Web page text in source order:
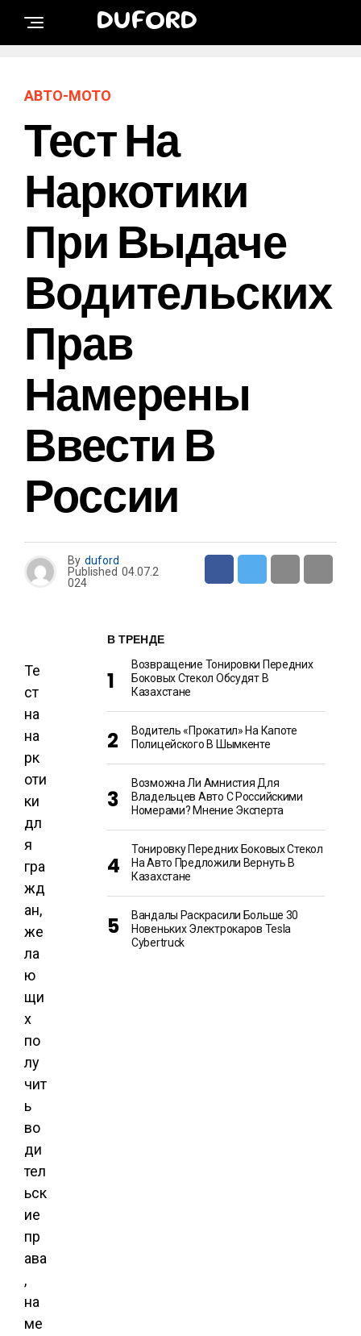
DUFORD
АВТО-МОТО
Тест На
Наркотики
При Выдаче
Водительских
Прав
Намерены
Ввести В
России
By duford
Published 04.07.2
024
Те
ст
на
на
рк
оти
ки
дл
я
гра
жд
ан,
же
ла
ю
щи
х
по
лу
чит
ь
во
ди
тел
ьск
ие
пр
ава
,
на
ме
В ТРЕНДЕ
Возвращение Тонировки Передних
Боковых Стекол Обсудят В
Казахстане
Водитель «прокатил» На Капоте
Полицейского В Шымкенте
Возможна Ли Амнистия Для
Владельцев Авто С Российскими
Номерами? Мнение Эксперта
Тонировку Передних Боковых Стекол
На Авто Предложили Вернуть В
Казахстане
Вандалы Раскрасили Больше 30
Новеньких Электрокаров Tesla
Cybertruck